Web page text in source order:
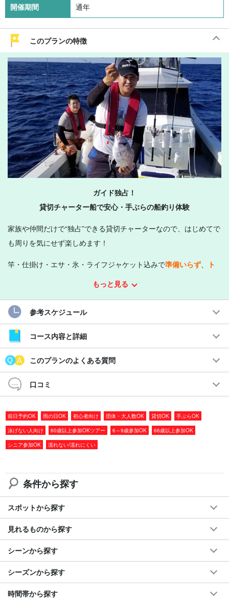
開催期間 通年
このプランの特徴
ガイド独占！
貸切チャーター船で安心・手ぶらの船釣り体験
家族や仲間だけで“独占”できる貸切チャーターなので、はじめてで
も周りを気にせず楽しめます！
竿・仕掛け・エサ・氷・ライフジャケット込みで準備いらず、
ト
レクチャー付きで“最初の一匹”を全力サポート◎
おすすめポイント
◆手ぶらで参加OK
◆トイレ完備の船でご案内
◆貸切チャーター船なので集中できる
◆釣った魚を調理できる居酒屋をご紹介
◆釣りが初めての方も気兼ねなく楽しめる
すぐ帰港できる宮古島近海がポイントなので、船酔いが心配な方
も安心して楽しめます☆
もっと見る
参考スケジュール
コース内容と詳細
このプランのよくある質問
口コミ
前日予約OK 雨の日OK 初心者向け 団体・大人数OK 貸切OK
手ぶらOK
泳げない人向け
60歳以上参加OKツアー 6～9歳参加OK
66歳以上参加OK
シニア参加OK
濡れない/濡れにくい
条件から探す
スポットから探す
見れるものから探す
シーンから探す
シーズンから探す
時間帯から探す